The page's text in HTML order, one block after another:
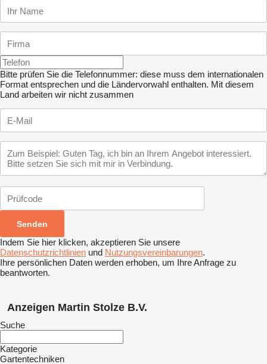
Bitte prüfen Sie die Telefonnummer: diese muss dem internationalen
Format entsprechen und die Ländervorwahl enthalten. Mit diesem
Land arbeiten wir nicht zusammen
Indem Sie hier klicken, akzeptieren Sie unsere
Datenschutzrichtlinien und Nutzungsvereinbarungen.
Ihre persönlichen Daten werden erhoben, um Ihre Anfrage zu
beantworten.
Anzeigen Martin Stolze B.V.
Suche
Kategorie
Gartentechniken